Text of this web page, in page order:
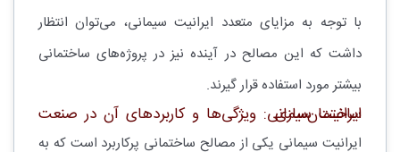
با توجه به مزایای متعدد ایرانیت سیمانی، می‌توان انتظار
داشت که این مصالح در آینده نیز در پروژه‌های ساختمانی
بیشتر مورد استفاده قرار گیرند.
ایرانیت سیمانی: ویژگی‌ها و کاربردهای آن در صنعت ساختمان‌سازی
ایرانیت سیمانی یکی از مصالح ساختمانی پرکاربرد است که به